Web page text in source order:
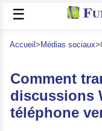
☰
Accueil > Médias sociaux>
Comment
discussions
téléphone